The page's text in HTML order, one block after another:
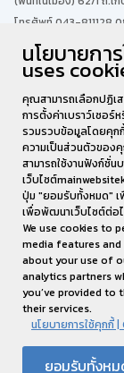
โทรศัพท์ 043-811128
(พื้นที่นามน)13 หมู่ 14
งานส่งเสริ
นโยบายกา
uses
คุณสามารถเลือกปฏิเ
การตั้งค่าเบราว์เซอ
รวมรวบข้อมูลโดยคุก
ความเป็นส่วนตัวของ
สามารถใช้งานฟังก์ชั่
เว็บไซต์
ปุ่ม "ยอมรับทั้งหมด" เ
เพื่อพัฒนาเว็บไซต์ต่อ
We use cookies to
media features
about your use of
analytics partners
you’ve provided to
their services.
นโยบายการใช้คุกกี้
ยอมรับทั้งห